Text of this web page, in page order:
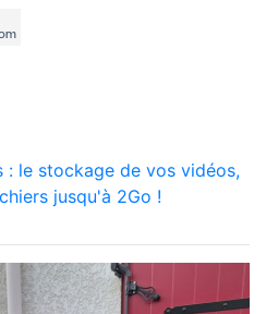
: le stockage de vos vidéos,
jusqu'à 2Go !